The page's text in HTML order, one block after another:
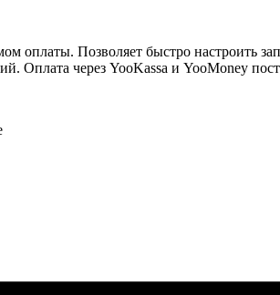
оплаты. Позволяет быстро настроить
Оплата через YooKassa и YooMoney